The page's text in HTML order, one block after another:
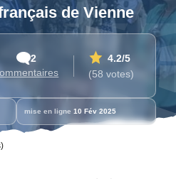
de Vienne
2
4.2/5
(58 votes)
mise en ligne 10 Fév 2025